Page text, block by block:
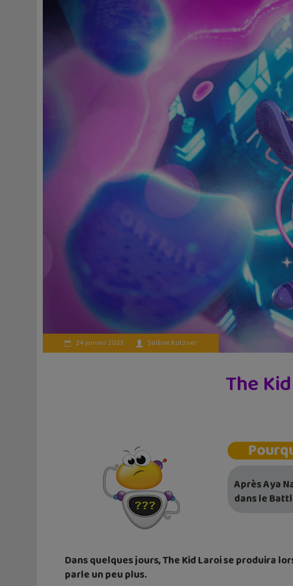
24 janvier 2023 Solène Kutzner
The
Après Aya
dans le
Dans quelques jours, The Kid Laroi se produira
parle un peu plus.